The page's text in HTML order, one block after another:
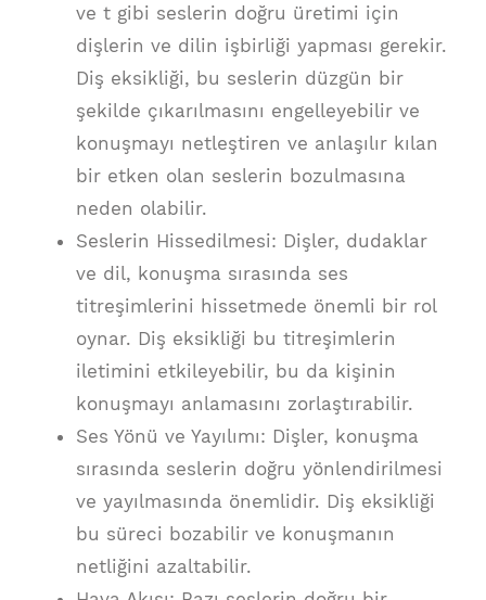
ve t gibi seslerin doğru üretimi için
dişlerin ve dilin işbirliği yapması gerekir.
Diş eksikliği, bu seslerin düzgün bir
şekilde çıkarılmasını engelleyebilir ve
konuşmayı netleştiren ve anlaşılır kılan
bir etken olan seslerin bozulmasına
neden olabilir.
Seslerin Hissedilmesi: Dişler, dudaklar
ve dil, konuşma sırasında ses
titreşimlerini hissetmede önemli bir rol
oynar. Diş eksikliği bu titreşimlerin
iletimini etkileyebilir, bu da kişinin
konuşmayı anlamasını zorlaştırabilir.
Ses Yönü ve Yayılımı: Dişler, konuşma
sırasında seslerin doğru yönlendirilmesi
ve yayılmasında önemlidir. Diş eksikliği
bu süreci bozabilir ve konuşmanın
netliğini azaltabilir.